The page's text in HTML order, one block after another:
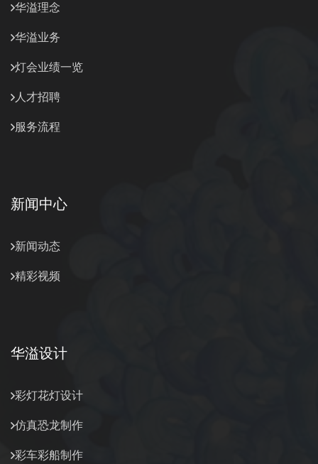
华溢理念
华溢业务
灯会业绩一览
人才招聘
服务流程
新闻中心
新闻动态
精彩视频
华溢设计
彩灯花灯设计
仿真恐龙制作
彩车彩船制作